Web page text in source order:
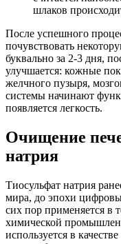
шлаков
После успешного
почувствовать
буквально за 2-3 дня,
улучшается: кожные
желчного пузыря,
системы начинают
появляется легкость.
Очищение
натрия
Тиосульфат натрия
мира, до эпохи
сих пор применяется в
химической
используется в